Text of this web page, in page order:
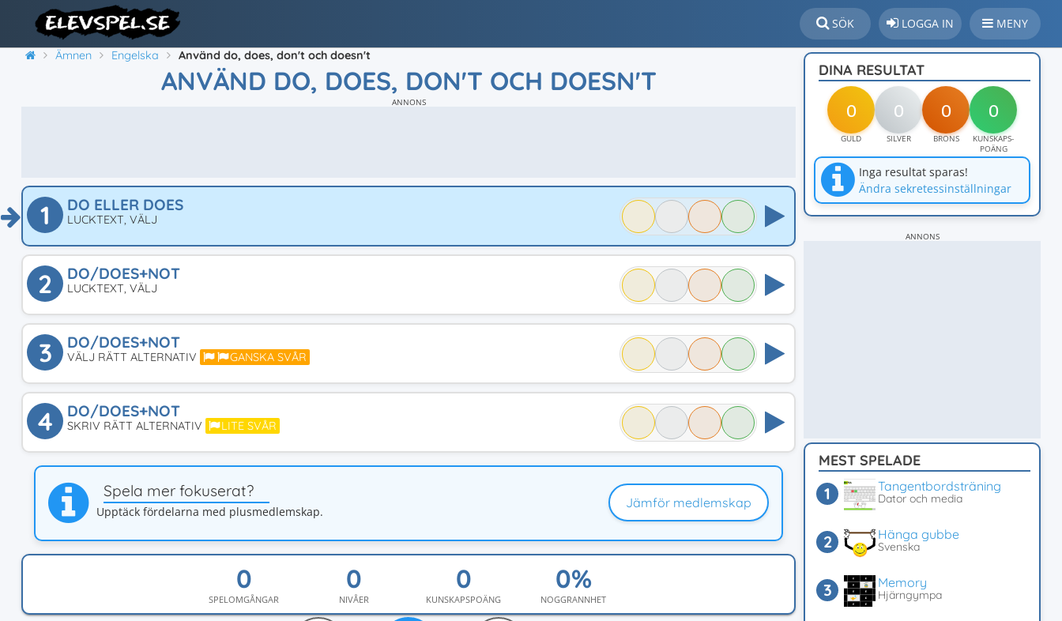
SÖK LOGGA IN MENY
Ämnen Engelska Använd do, does, don't och doesn't
ANVÄND DO, DOES, DON'T OCH DOESN'T
ANNONS
1 DO ELLER DOES
LUCKTEXT, VÄLJ
2 DO/DOES+NOT
LUCKTEXT, VÄLJ
3 DO/DOES+NOT
VÄLJ RÄTT ALTERNATIV GANSKA SVÅR
4 DO/DOES+NOT
SKRIV RÄTT ALTERNATIV LITE SVÅR
Spela mer fokuserat?
Upptäck fördelarna med plusmedlemskap.
Jämför medlemskap
SPELOMGÅNGAR NIVÅER KUNSKAPSPOÄNG NOGGRANNHET
DINA RESULTAT
0 0 0 0
GULD SILVER BRONS
KUNSKAPS-
POÄNG
Inga resultat sparas!
Ändra sekretessinställningar
ANNONS
MEST SPELADE
Tangentbordsträning
Dator och media
Hänga gubbe
Svenska
Memory
Hjärngympa